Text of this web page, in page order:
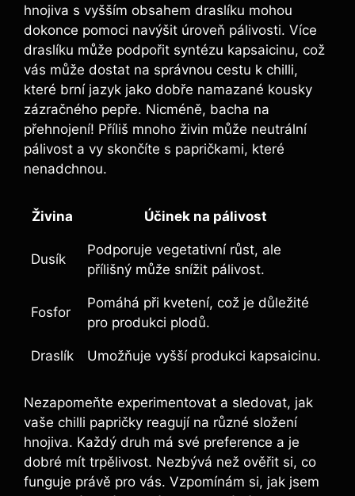
‍hnojiva​ s vyšším ⁤obsahem draslíku⁢ mohou
dokonce pomoci navýšit úroveň pálivosti. Více
draslíku může podpořit syntézu kapsaicinu, což
vás může dostat na ⁣správnou ⁤cestu k chilli,
které brní ​jazyk jako dobře namazané kousky
zázračného pepře. Nicméně, bacha na
přehnojení! ‌Příliš mnoho živin může neutrální
pálivost a vy skončíte s ⁣papričkami, ⁣které
nenadchnou.
Živina Účinek na‌ pálivost
Dusík
Podporuje vegetativní růst, ale‍
přílišný může‍ snížit pálivost.
Fosfor
Pomáhá ‌při⁤ kvetení, což je důležité
pro produkci plodů.
Draslík Umožňuje‌ vyšší produkci kapsaicinu.
Nezapomeňte experimentovat ⁢a sledovat,⁤ jak
vaše chilli papričky reagují ‌na různé složení
hnojiva. Každý druh má ‍své preference⁤ a je
dobré mít trpělivost. Nezbývá než ověřit si, co
funguje⁣ právě pro vás. Vzpomínám si, jak jsem